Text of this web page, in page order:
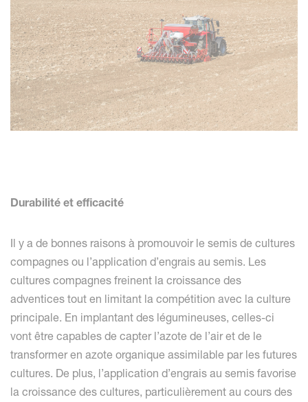
Durabilité et efficacité
Il y a de bonnes raisons à promouvoir le semis de cultures
compagnes ou l’application d’engrais au semis. Les
cultures compagnes freinent la croissance des
adventices tout en limitant la compétition avec la culture
principale. En implantant des légumineuses, celles-ci
vont être capables de capter l’azote de l’air et de le
transformer en azote organique assimilable par les futures
cultures. De plus, l’application d’engrais au semis favorise
la croissance des cultures, particulièrement au cours des